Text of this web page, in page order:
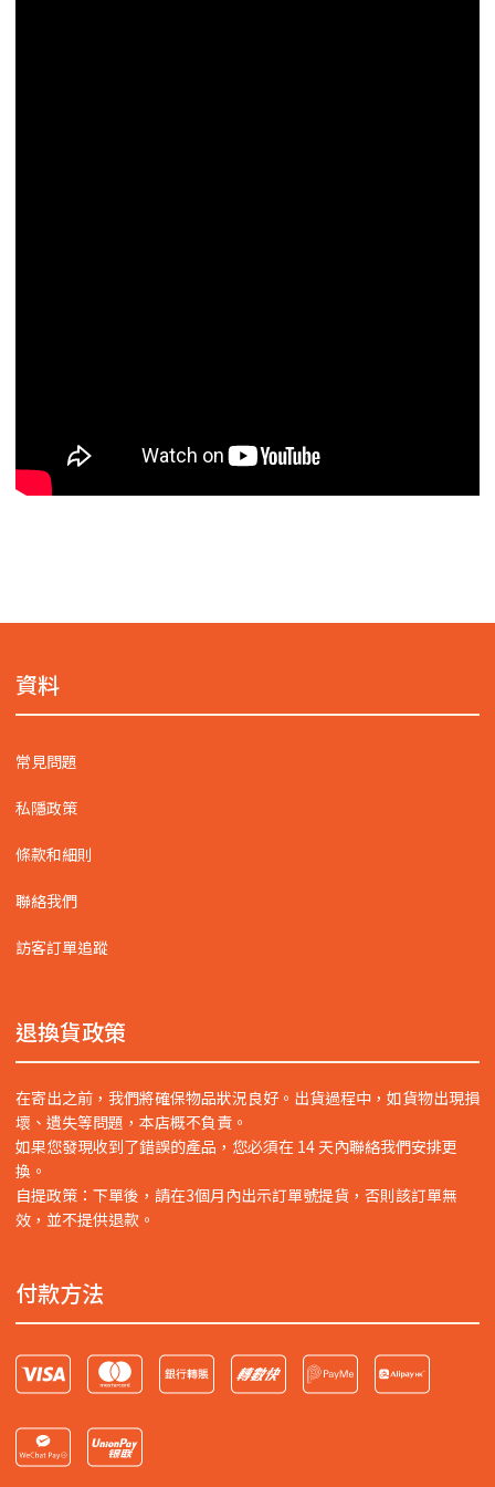
資料
常見問題
私隱政策
條款和細則
聯絡我們
訪客訂單追蹤
退換貨政策
在寄出之前，我們將確保物品狀況良好。出貨過程中，如貨物出現損
壞、遺失等問題，本店概不負責。
如果您發現收到了錯誤的產品，您必須在 14 天內聯絡我們安排更
換。
自提政策：下單後，請在3個月內出示訂單號提貨，否則該訂單無
效，並不提供退款。
付款方法